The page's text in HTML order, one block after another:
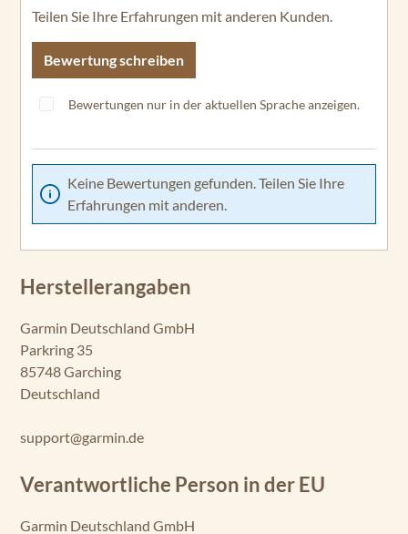
GPSMAP
1223xsv
GPSMAP
923xsv
723xsv
GPSMAP
723
1222xsv
1222 Touch
GPSMAP
Teilen Sie Ihre Erfahrungen mit anderen Kunden.
Bewertung schreiben
Bewertungen nur in der aktuellen Sprache anzeigen.
Keine Bewertungen gefunden. Teilen Sie Ihre
Erfahrungen mit anderen.
Herstellerangaben
Garmin Deutschland GmbH
Parkring 35
85748 Garching
Deutschland
support@garmin.de
Verantwortliche Person in der EU
Garmin Deutschland GmbH